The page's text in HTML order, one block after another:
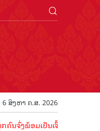
ສິງຫາ ຄ.ສ. 2026
ອມເປັນເຈົ້າພາບທີ່ດີ ຕ້ອນຮັບ